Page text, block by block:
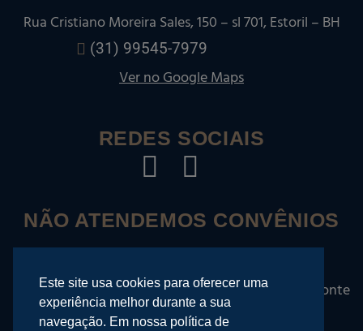
Rua Cristiano Moreira Sales, 150 – sl 701, Estoril – BH
(31) 99545-7979
Ver no Google Maps
REDES SOCIAIS
NÃO ATENDEMOS CONVÊNIOS
2026| Rafael Righi – Odontologia em Belo Horizonte
Desenvolvido por
Este site usa cookies para oferecer uma
experiência melhor durante a sua
navegação. Em nossa política de